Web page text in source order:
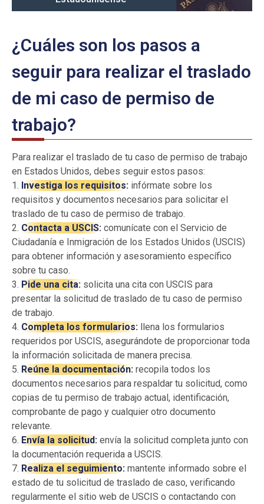
¿Cuáles son los pasos a
seguir para realizar el traslado
de mi caso de permiso de
trabajo?
Para realizar el traslado de tu caso de permiso de trabajo
en Estados Unidos, debes seguir estos pasos:
1. Investiga los requisitos: infórmate sobre los
requisitos y documentos necesarios para solicitar el
traslado de tu caso de permiso de trabajo.
2. Contacta a USCIS: comunícate con el Servicio de
Ciudadanía e Inmigración de los Estados Unidos (USCIS)
para obtener información y asesoramiento específico
sobre tu caso.
3. Pide una cita: solicita una cita con USCIS para
presentar la solicitud de traslado de tu caso de permiso
de trabajo.
4. Completa los formularios: llena los formularios
requeridos por USCIS, asegurándote de proporcionar toda
la información solicitada de manera precisa.
5. Reúne la documentación: recopila todos los
documentos necesarios para respaldar tu solicitud, como
copias de tu permiso de trabajo actual, identificación,
comprobante de pago y cualquier otro documento
relevante.
6. Envía la solicitud: envía la solicitud completa junto con
la documentación requerida a USCIS.
7. Realiza el seguimiento: mantente informado sobre el
estado de tu solicitud de traslado de caso, verificando
regularmente el sitio web de USCIS o contactando con